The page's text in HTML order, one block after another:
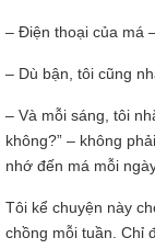
– Điện thoại của má
– Dù bận, tôi cũng
– Và mỗi sáng, tôi
không?” – không
nhớ đến má mỗi
Tôi kể chuyện này
chồng mỗi tuần. Chỉ